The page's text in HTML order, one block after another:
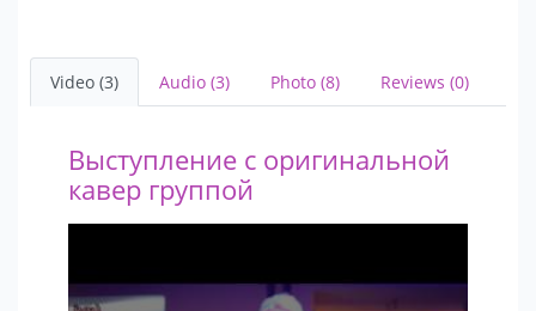
Video (3) Audio (3) Photo (8) Reviews (0)
Выступление с оригинальной
кавер группой